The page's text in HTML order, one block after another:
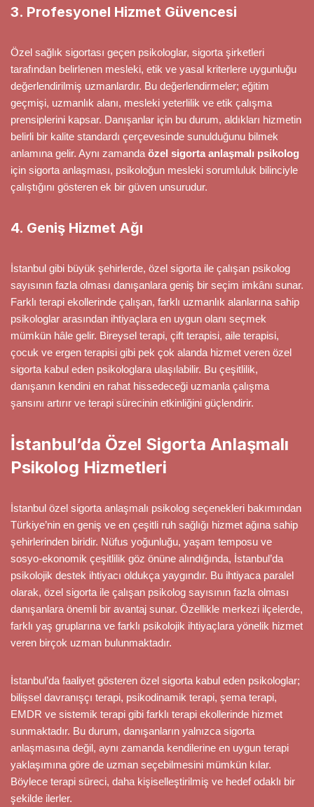
3. Profesyonel Hizmet Güvencesi
Özel sağlık sigortası geçen psikologlar, sigorta şirketleri
tarafından belirlenen mesleki, etik ve yasal kriterlere uygunluğu
değerlendirilmiş uzmanlardır. Bu değerlendirmeler; eğitim
geçmişi, uzmanlık alanı, mesleki yeterlilik ve etik çalışma
prensiplerini kapsar. Danışanlar için bu durum, aldıkları hizmetin
belirli bir kalite standardı çerçevesinde sunulduğunu bilmek
anlamına gelir. Aynı zamanda özel sigorta anlaşmalı psikolog
için sigorta anlaşması, psikoloğun mesleki sorumluluk bilinciyle
çalıştığını gösteren ek bir güven unsurudur.
4. Geniş Hizmet Ağı
İstanbul gibi büyük şehirlerde, özel sigorta ile çalışan psikolog
sayısının fazla olması danışanlara geniş bir seçim imkânı sunar.
Farklı terapi ekollerinde çalışan, farklı uzmanlık alanlarına sahip
psikologlar arasından ihtiyaçlara en uygun olanı seçmek
mümkün hâle gelir. Bireysel terapi, çift terapisi, aile terapisi,
çocuk ve ergen terapisi gibi pek çok alanda hizmet veren özel
sigorta kabul eden psikologlara ulaşılabilir. Bu çeşitlilik,
danışanın kendini en rahat hissedeceği uzmanla çalışma
şansını artırır ve terapi sürecinin etkinliğini güçlendirir.
İstanbul’da Özel Sigorta Anlaşmalı
Psikolog Hizmetleri
İstanbul özel sigorta anlaşmalı psikolog seçenekleri bakımından
Türkiye’nin en geniş ve en çeşitli ruh sağlığı hizmet ağına sahip
şehirlerinden biridir. Nüfus yoğunluğu, yaşam temposu ve
sosyo-ekonomik çeşitlilik göz önüne alındığında, İstanbul’da
psikolojik destek ihtiyacı oldukça yaygındır. Bu ihtiyaca paralel
olarak, özel sigorta ile çalışan psikolog sayısının fazla olması
danışanlara önemli bir avantaj sunar. Özellikle merkezi ilçelerde,
farklı yaş gruplarına ve farklı psikolojik ihtiyaçlara yönelik hizmet
veren birçok uzman bulunmaktadır.
İstanbul’da faaliyet gösteren özel sigorta kabul eden psikologlar;
bilişsel davranışçı terapi, psikodinamik terapi, şema terapi,
EMDR ve sistemik terapi gibi farklı terapi ekollerinde hizmet
sunmaktadır. Bu durum, danışanların yalnızca sigorta
anlaşmasına değil, aynı zamanda kendilerine en uygun terapi
yaklaşımına göre de uzman seçebilmesini mümkün kılar.
Böylece terapi süreci, daha kişiselleştirilmiş ve hedef odaklı bir
şekilde ilerler.